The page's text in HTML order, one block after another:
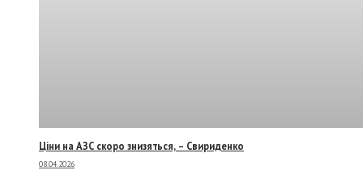
Ціни на АЗС скоро знизяться, – Свириденко
08.04.2026